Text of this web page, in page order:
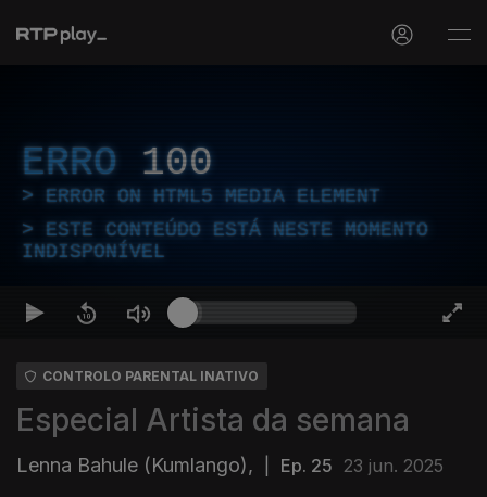
ERRO 100
ERROR ON HTML5 MEDIA ELEMENT
ESTE CONTEÚDO ESTÁ NESTE MOMENTO
INDISPONÍVEL
CONTROLO PARENTAL INATIVO
Especial Artista da semana
Lenna Bahule (Kumlango), Ep. 25 23 jun. 2025